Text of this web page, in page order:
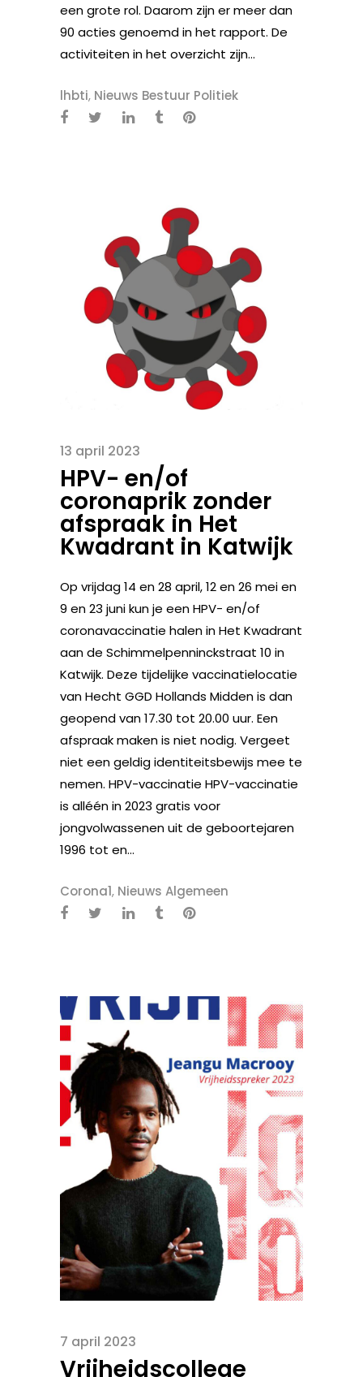
een grote rol. Daarom zijn er meer dan
90 acties genoemd in het rapport. De
activiteiten in het overzicht zijn...
lhbti, Nieuws Bestuur Politiek
13 april 2023
HPV- en/of
coronaprik zonder
afspraak in Het
Kwadrant in Katwijk
Op vrijdag 14 en 28 april, 12 en 26 mei en
9 en 23 juni kun je een HPV- en/of
coronavaccinatie halen in Het Kwadrant
aan de Schimmelpenninckstraat 10 in
Katwijk. Deze tijdelijke vaccinatielocatie
van Hecht GGD Hollands Midden is dan
geopend van 17.30 tot 20.00 uur. Een
afspraak maken is niet nodig. Vergeet
niet een geldig identiteitsbewijs mee te
nemen. HPV-vaccinatie HPV-vaccinatie
is alléén in 2023 gratis voor
jongvolwassenen uit de geboortejaren
1996 tot en...
Corona1, Nieuws Algemeen
7 april 2023
Vrijheidscollege